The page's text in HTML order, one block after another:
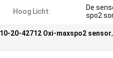
Hoog Licht:
De
spo2
20-42712 Oxi-maxspo2 sensor,